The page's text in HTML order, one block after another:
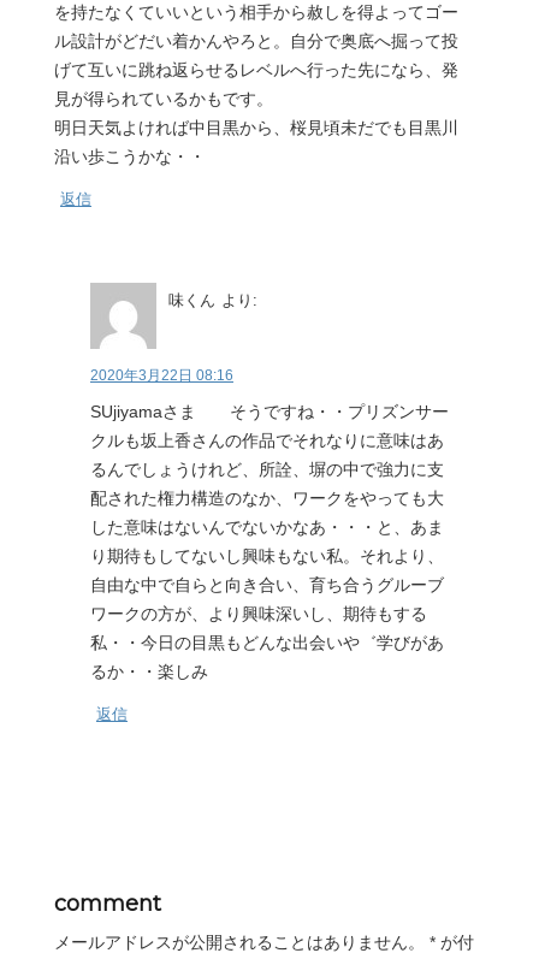
を持たなくていいという相手から赦しを得よってゴー
ル設計がどだい着かんやろと。自分で奥底へ掘って投
げて互いに跳ね返らせるレベルへ行った先になら、発
見が得られているかもです。
明日天気よければ中目黒から、桜見頃未だでも目黒川
沿い歩こうかな・・
返信
味くん より:
2020年3月22日 08:16
SUjiyamaさま そうですね・・プリズンサー
クルも坂上香さんの作品でそれなりに意味はあ
るんでしょうけれど、所詮、塀の中で強力に支
配された権力構造のなか、ワークをやっても大
した意味はないんでないかなあ・・・と、あま
り期待もしてないし興味もない私。それより、
自由な中で自らと向き合い、育ち合うグルーブ
ワークの方が、より興味深いし、期待もする
私・・今日の目黒もどんな出会いや゛学びがあ
るか・・楽しみ
返信
comment
メールアドレスが公開されることはありません。 * が付